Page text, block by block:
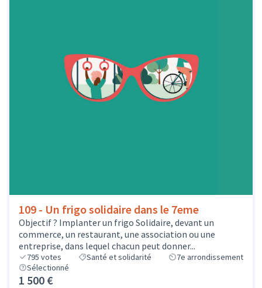
109 - Un frigo solidaire dans le 7eme
Objectif ? Implanter un frigo Solidaire, devant un
commerce, un restaurant, une association ou une
entreprise, dans lequel chacun peut donner...
795 votes Santé et solidarité
7e arrondissement
Sélectionné
1 500 €